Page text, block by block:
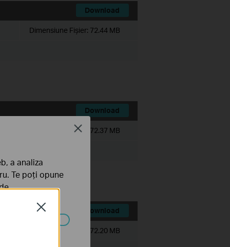
Download
Dimensiune Fişier: 72.44 MB
Download
Dimensiune Fişier: 72.37 MB
Download
72.20 MB
Close
a analiza
Te poți opune
în
Close